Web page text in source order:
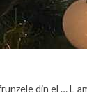
din el … L-